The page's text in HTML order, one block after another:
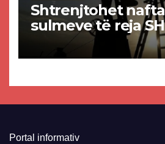
Shtrenjtohet
sulmeve të reja
Portal informativ